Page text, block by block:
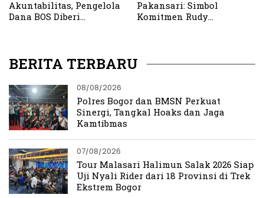
Akuntabilitas, Pengelola
Dana BOS Diberi
Pakansari: Simbol
Komitmen Rudy
BERITA TERBARU
08/08/2026
Polres Bogor dan BMSN Perkuat
Sinergi, Tangkal Hoaks dan Jaga
Kamtibmas
07/08/2026
Tour Malasari Halimun Salak 2026 Siap
Uji Nyali Rider dari 18 Provinsi di Trek
Ekstrem Bogor